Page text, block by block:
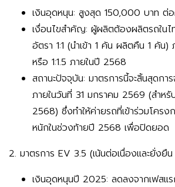
เงินอุดหนุน: สูงสุด 150,000 บาท ต่
เงื่อนไขสำคัญ: ผู้ผลิตต้องผลิตรถในไ
อัตรา 1:1 (นำเข้า 1 คัน ผลิตคืน 1 คัน)
หรือ 1:1.5 ภายในปี 2568
สถานะปัจจุบัน: มาตรการนี้จะสิ้นสุดกา
ภายในวันที่ 31 มกราคม 2569 (สำหรั
2568) ซึ่งทำให้ค่ายรถที่เข้าร่วมโครง
หนักในช่วงท้ายปี 2568 เพื่อปิดยอด
2. มาตรการ EV 3.5 (เน้นต่อเนื่องและยั่ง
เงินอุดหนุนปี 2025: ลดลงจากเฟสแ